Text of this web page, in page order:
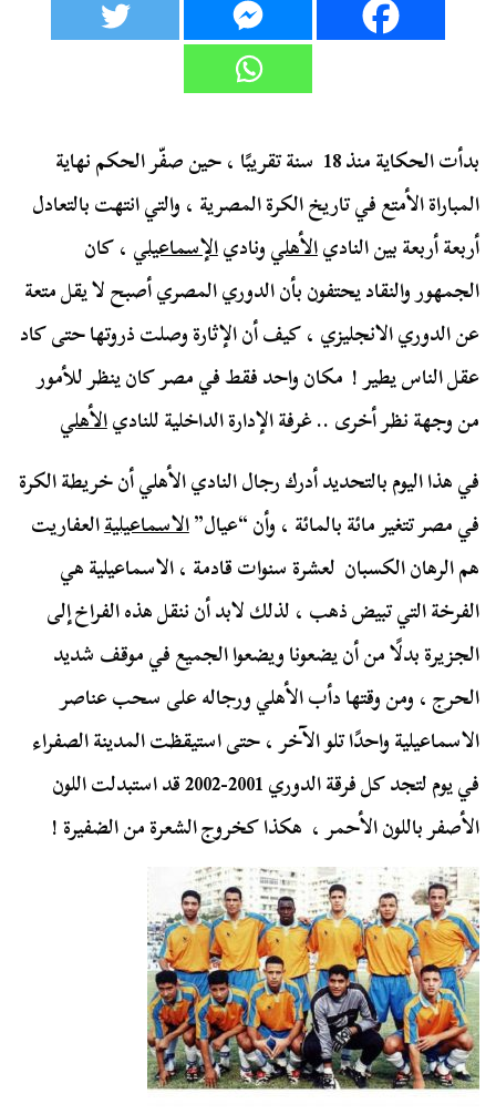
بدأت الحكاية منذ 18 سنة تقريبًا ، حين صفّر الحكم نهاية
المباراة الأمتع في تاريخ الكرة المصرية ، والتي انتهت بالتعادل
أربعة أربعة بين الناديالأهليوناديالإسماعيلي ، كان
الجمهور والنقاد يحتفون بأن الدوري المصري أصبح لا يقل متعة
عن الدوري الانجليزي ، كيف أن الإثارة وصلت ذروتها حتى كاد
عقل الناس يطير ! مكان واحد فقط في مصر كان ينظر للأمور
من وجهة نظر أخرى .. غرفة الإدارة الداخلية للناديالأهلي
في هذا اليوم بالتحديد أدرك رجال النادي الأهلي أن خريطة الكرة
في مصر تتغير مائة بالمائة ، وأن “عيال”الاسماعيليةالعفاريت
هم الرهان الكسبان لعشرة سنوات قادمة ، الاسماعيلية هي
الفرخة التي تبيض ذهب ، لذلك لابد أن ننقل هذه الفراخ إلى
الجزيرة بدلًا من أن يضعونا ويضعوا الجميع في موقف شديد
الحرج ، ومن وقتها دأب الأهلي ورجاله على سحب عناصر
الاسماعيلية واحدًا تلو الآخر ، حتى استيقظت المدينة الصفراء
في يوم لتجد كل فرقة الدوري 2001-2002 قد استبدلت اللون
الأصفر باللون الأحمر ، هكذا كخروج الشعرة من الضفيرة !